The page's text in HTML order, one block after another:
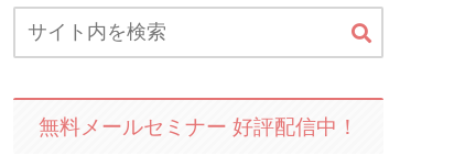
無料メールセミナー 好評配信中！